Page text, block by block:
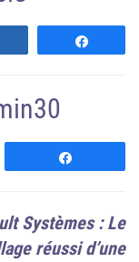
Systèmes : Le
réussi d’une